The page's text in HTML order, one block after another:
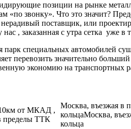
позиции на рынке
«по звонку». Что это значит?
нерадивый поставщик, или
, заказанная с утра сетка уже в
парк специальных автомобилей
перевозить значительно
экономию на транспортных
от МКАД ,
пределы ТТК
Москва, въезжая в
кольцаМосква,
кольца